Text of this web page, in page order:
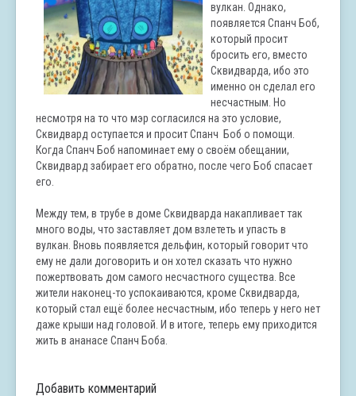
вулкан. Однако,
появляется Спанч Боб,
который просит
бросить его, вместо
Сквидварда, ибо это
именно он сделал его
несчастным. Но
несмотря на то что мэр согласился на это условие,
Сквидвард оступается и просит Спанч Боб о помощи.
Когда Спанч Боб напоминает ему о своём обещании,
Сквидвард забирает его обратно, после чего Боб спасает
его.
Между тем, в трубе в доме Сквидварда накапливает так
много воды, что заставляет дом взлететь и упасть в
вулкан. Вновь появляется дельфин, который говорит что
ему не дали договорить и он хотел сказать что нужно
пожертвовать дом самого несчастного существа. Все
жители наконец-то успокаиваются, кроме Сквидварда,
который стал ещё более несчастным, ибо теперь у него нет
даже крыши над головой. И в итоге, теперь ему приходится
жить в ананасе Спанч Боба.
Добавить комментарий